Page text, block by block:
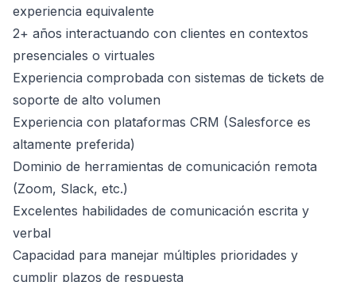
experiencia equivalente
2+ años interactuando con clientes en contextos
presenciales o virtuales
Experiencia comprobada con sistemas de tickets de
soporte de alto volumen
Experiencia con plataformas CRM (Salesforce es
altamente preferida)
Dominio de herramientas de comunicación remota
(Zoom, Slack, etc.)
Excelentes habilidades de comunicación escrita y
verbal
Capacidad para manejar múltiples prioridades y
cumplir plazos de respuesta